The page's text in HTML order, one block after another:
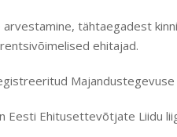
tähtaegadest
ehitajad.
Eesti Ehitusettevõtjate Liidu